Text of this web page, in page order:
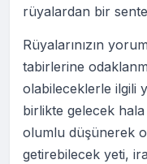
rüyalardan bir
Rüyalarınızın
tabirlerine
olabileceklerle ilgili
birlikte gelecek
olumlu düşünerek
getirebilecek yeti,